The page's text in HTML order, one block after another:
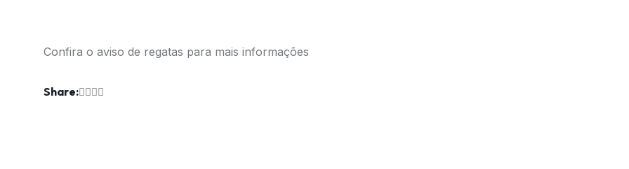
Confira o aviso de regatas para mais informações
Share: